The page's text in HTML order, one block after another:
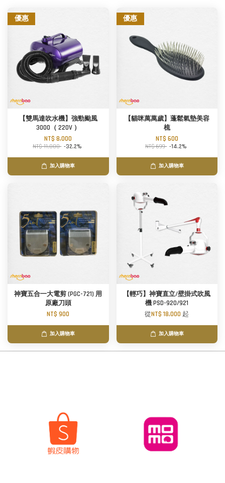
優惠
【雙馬達吹水機】強勁颱風
3000（ 220V ）
NT$ 8,000
NT$ 11,800 -32.2%
加入購物車
優惠
【貓咪萬萬歲】蓬鬆氣墊美容
梳
NT$ 600
NT$ 699 -14.2%
加入購物車
神寶五合一大電剪 (PGC-721) 用
原廠刀頭
NT$ 900
加入購物車
【輕巧】神寶直立/壁掛式吹風
機 PSD-920/921
從NT$ 18,000 起
加入購物車